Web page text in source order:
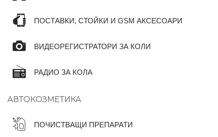
ПОСТАВКИ, СТОЙКИ И GSM АКСЕСОАРИ
ВИДЕОРЕГИСТРАТОРИ ЗА КОЛИ
РАДИО ЗА КОЛА
АВТОКОЗМЕТИКА
ПОЧИСТВАЩИ ПРЕПАРАТИ